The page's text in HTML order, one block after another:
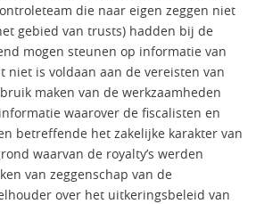
die naar eigen zeggen niet
gebied van trusts) hadden bij de
mogen steunen op informatie van
niet is voldaan aan de vereisten van
maken van de werkzaamheden
waarover de fiscalisten en
betreffende het zakelijke karakter van
waarvan de royalty’s werden
van zeggenschap van de
over het uitkeringsbeleid van